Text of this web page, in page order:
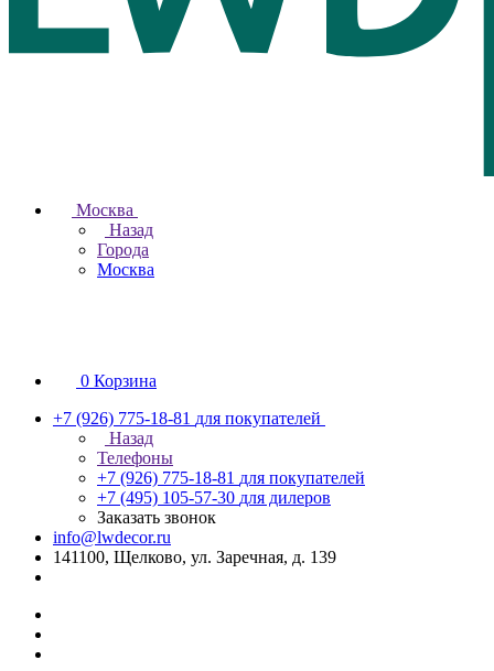
Москва
Назад
Города
Москва
0 Корзина
+7 (926) 775-18-81 для покупателей
Назад
Телефоны
+7 (926) 775-18-81 для покупателей
+7 (495) 105-57-30 для дилеров
Заказать звонок
info@lwdecor.ru
141100, Щелково, ул. Заречная, д. 139